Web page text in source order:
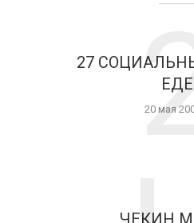
27
20 мая
ЧЕКИН